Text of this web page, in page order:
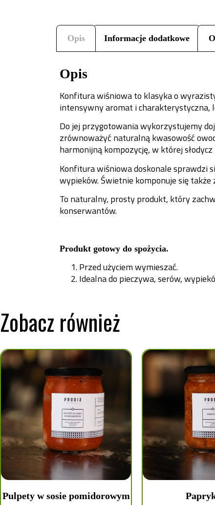
Opis Informacje dodatkowe
Opis
Konfitura wiśniowa to klasyka o
intensywny aromat i charakterystyczna,
Do jej przygotowania wykorzystujemy
zrównoważyć naturalną kwasowość
harmonijną kompozycję, w której
Konfitura wiśniowa doskonale sprawdzi
wypieków. Świetnie komponuje się
To naturalny, prosty produkt, który
konserwantów.
Produkt gotowy do spożycia.
Przed użyciem wymieszać.
Idealna do pieczywa, serów,
Zobacz również
Pulpety w sosie pomidorowym